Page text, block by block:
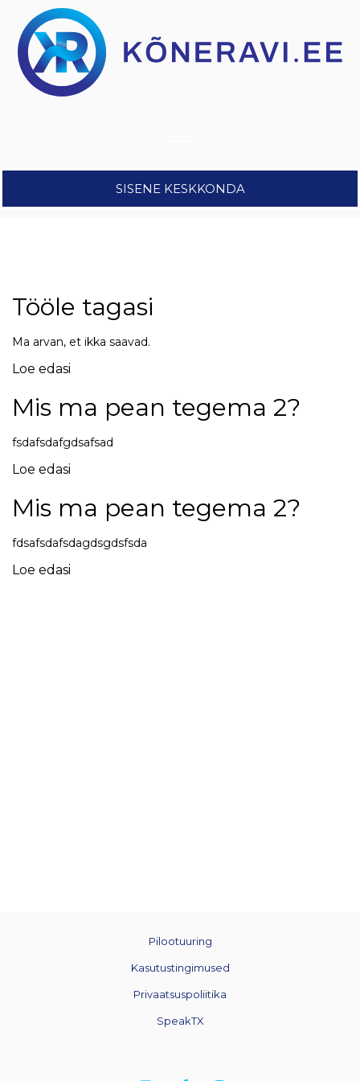
SISENE KESKKONDA
Tööle tagasi
Ma arvan, et ikka saavad.
Loe edasi
Mis ma pean tegema 2?
fsdafsdafgdsafsad
Loe edasi
Mis ma pean tegema 2?
fdsafsdafsdagdsgdsfsda
Loe edasi
Pilootuuring
Kasutustingimused
Privaatsuspoliitika
SpeakTX